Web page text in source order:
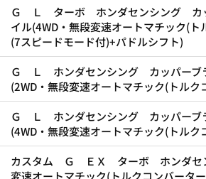
Ｇ Ｌ ターボ ホンダセンシング カ
イル(4WD・無段変速オートマチック(ト
(7スピードモード付)+パドルシフト)
Ｇ Ｌ ホンダセンシング カッパーブ
(2WD・無段変速オートマチック(トルク
Ｇ Ｌ ホンダセンシング カッパーブ
(4WD・無段変速オートマチック(トルク
カスタム Ｇ ＥＸ ターボ ホンダセ
変速オートマチック(トルクコンバータ